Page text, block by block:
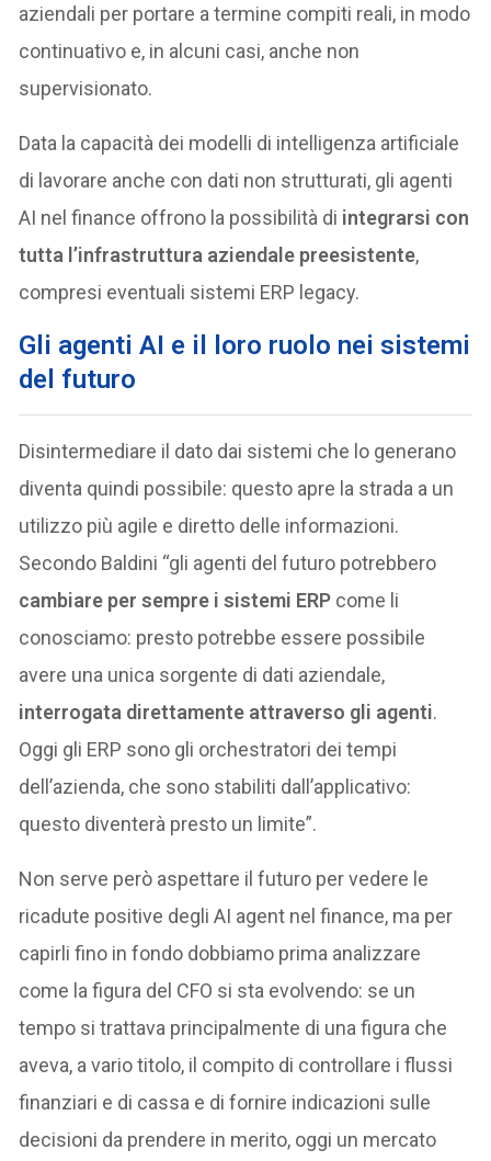
aziendali per portare a termine compiti reali, in modo
continuativo e, in alcuni casi, anche non
supervisionato.
Data la capacità dei modelli di intelligenza artificiale
di lavorare anche con dati non strutturati, gli agenti
AI nel finance offrono la possibilità di integrarsi con
tutta l’infrastruttura aziendale preesistente,
compresi eventuali sistemi ERP legacy.
Gli agenti AI e il loro ruolo nei sistemi
del futuro
Disintermediare il dato dai sistemi che lo generano
diventa quindi possibile: questo apre la strada a un
utilizzo più agile e diretto delle informazioni.
Secondo Baldini “gli agenti del futuro potrebbero
cambiare per sempre i sistemi ERP come li
conosciamo: presto potrebbe essere possibile
avere una unica sorgente di dati aziendale,
interrogata direttamente attraverso gli agenti.
Oggi gli ERP sono gli orchestratori dei tempi
dell’azienda, che sono stabiliti dall’applicativo:
questo diventerà presto un limite”.
Non serve però aspettare il futuro per vedere le
ricadute positive degli AI agent nel finance, ma per
capirli fino in fondo dobbiamo prima analizzare
come la figura del CFO si sta evolvendo: se un
tempo si trattava principalmente di una figura che
aveva, a vario titolo, il compito di controllare i flussi
finanziari e di cassa e di fornire indicazioni sulle
decisioni da prendere in merito, oggi un mercato